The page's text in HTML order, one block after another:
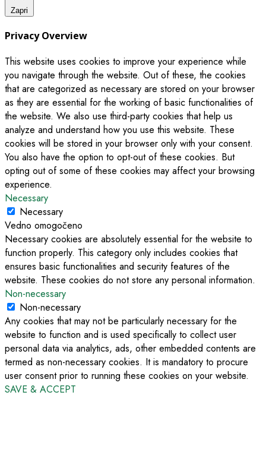
Zapri
Privacy Overview
This website uses cookies to improve your experience while
you navigate through the website. Out of these, the cookies
that are categorized as necessary are stored on your browser
as they are essential for the working of basic functionalities of
the website. We also use third-party cookies that help us
analyze and understand how you use this website. These
cookies will be stored in your browser only with your consent.
You also have the option to opt-out of these cookies. But
opting out of some of these cookies may affect your browsing
experience.
Necessary
Necessary
Vedno omogočeno
Necessary cookies are absolutely essential for the website to
function properly. This category only includes cookies that
ensures basic functionalities and security features of the
website. These cookies do not store any personal information.
Non-necessary
Non-necessary
Any cookies that may not be particularly necessary for the
website to function and is used specifically to collect user
personal data via analytics, ads, other embedded contents are
termed as non-necessary cookies. It is mandatory to procure
user consent prior to running these cookies on your website.
SAVE & ACCEPT